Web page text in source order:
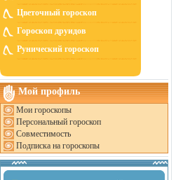
Цветочный гороскоп
Гороскоп друидов
Рунический гороскоп
Мой профиль
Мои гороскопы
Персональный гороскоп
Совместимость
Подписка на гороскопы